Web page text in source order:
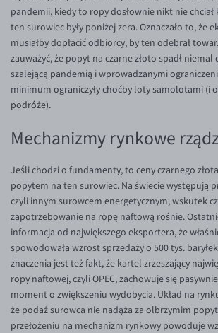
EUR/CHF
EUR/CZK
EUR/DKK
EUR/NOK
EUR/SEK
EUR/AUD
EUR/CAD
EUR/CNY
EUR/HKD
EUR/HUF
EUR/ILS
EUR/JPY
EUR/NZD
pandemii, kiedy to ropy dosłownie nikt nie
ten surowiec były poniżej zera. Oznaczało to, że
musiałby dopłacić odbiorcy, by ten odebrał
zauważyć, że popyt na czarne złoto spadł niemal
szalejącą pandemią i wprowadzanymi
minimum ograniczyły choćby loty samolotami (i
podróże).
Mechanizmy rynkowe
Jeśli chodzi o fundamenty, to ceny czarnego
popytem na ten surowiec. Na świecie występują
czyli innym surowcem energetycznym, wskutek
zapotrzebowanie na ropę naftową rośnie.
informacja od największego eksportera, że
spowodowała wzrost sprzedaży o 500 tys.
znaczenia jest też fakt, że kartel zrzeszający
ropy naftowej, czyli OPEC, zachowuje się
moment o zwiększeniu wydobycia. Układ na
że podaż surowca nie nadąża za olbrzymim
przełożeniu na mechanizm rynkowy powoduje